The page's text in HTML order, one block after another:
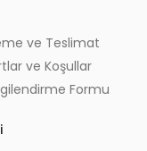
ve Teslimat
ve Koşullar
Formu